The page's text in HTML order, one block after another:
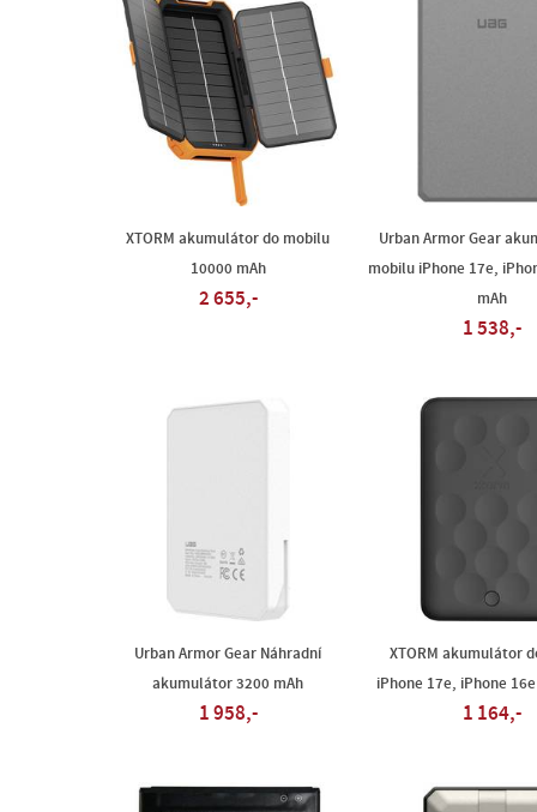
XTORM akumulátor do mobilu
10000 mAh
2 655,-
Urban Armor Gear
mobilu iPhone 17e,
mAh
1 538,-
Urban Armor Gear Náhradní
akumulátor 3200 mAh
1 958,-
XTORM akumulátor
iPhone 17e, iPhone
1 164,-